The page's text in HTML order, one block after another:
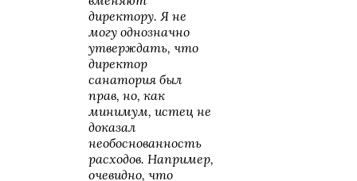
директору. Я не
могу однозначно
утверждать, что
директор
санатория был
прав, но, как
минимум, истец не
доказал
необоснованность
расходов. Например,
очевидно, что